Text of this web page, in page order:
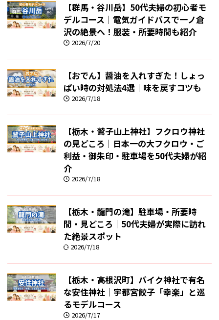
【群馬・谷川岳】50代夫婦の初心者モ
デルコース｜電気ガイドバスで一ノ倉
沢の絶景へ！服装・所要時間も紹介
2026/7/20
【おでん】醤油を入れすぎた！しょっ
ぱい時の対処法4選｜味を戻すコツも
2026/7/18
【栃木・鷲子山上神社】フクロウ神社
の見どころ｜日本一の大フクロウ・ご
利益・御朱印・駐車場を50代夫婦が紹
介
2026/7/18
【栃木・龍門の滝】駐車場・所要時
間・見どころ｜50代夫婦が実際に訪れ
た絶景スポット
2026/7/18
【栃木・高根沢町】バイク神社で有名
な安住神社｜宇都宮餃子「幸楽」と巡
るモデルコース
2026/7/17